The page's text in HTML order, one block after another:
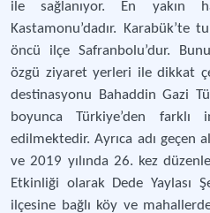
ile sağlanıyor. En yakın
Kastamonu’dadır. Karabük’te
öncü ilçe Safranbolu’dur.
özgü ziyaret yerleri ile dikkat
destinasyonu Bahaddin Gazi
boyunca Türkiye’den farklı
edilmektedir. Ayrıca adı geçen
ve 2019 yılında 26. kez
Etkinliği olarak Dede Yaylası
ilçesine bağlı köy ve